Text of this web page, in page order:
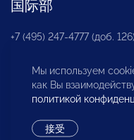
国际部
+7 (495) 247-4777 (доб. 126)
商投权益保护部
Мы используем
как Вы
политикой
接受